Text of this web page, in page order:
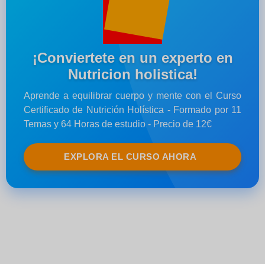
¡Conviertete en un experto en
Nutricion holistica!
Aprende a equilibrar cuerpo y mente con el Curso
Certificado de Nutrición Holística - Formado por 11
Temas y 64 Horas de estudio - Precio de 12€
EXPLORA EL CURSO AHORA